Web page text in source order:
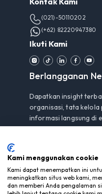
(021)-50110202
(+62) 82220947380
Ikuti Kami
Berlangganan
Dapatkan insight
organisasi, tata kelola
informasi langsung di
Dengan berlangganan,
Privasikami.
Kami menggunakan cookie
Kami dapat menempatkan ini
meningkatkan situs web kami,
dan memberi Anda pengalaman